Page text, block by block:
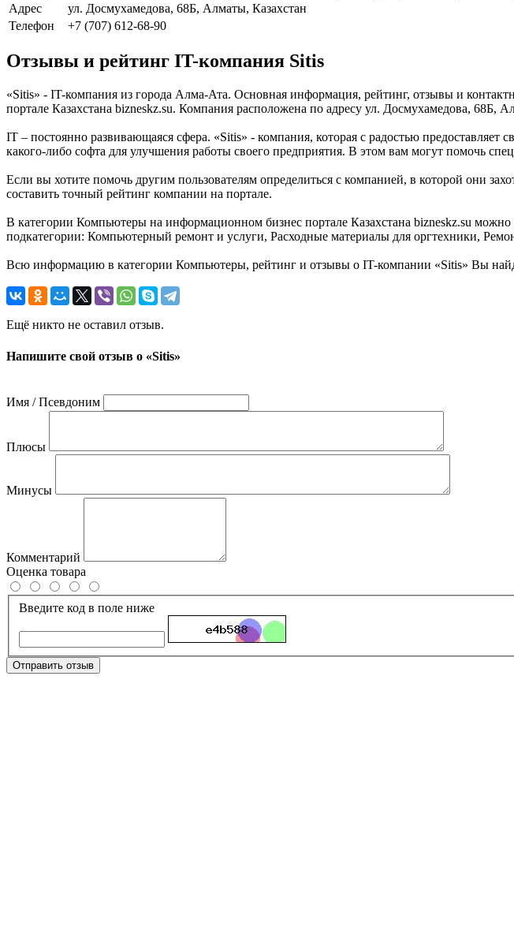
Адрес
ул. Досмухамедова, 68Б, Алматы, Казахстан
Телефон
+7 (707) 612-68-90
Отзывы и рейтинг IT-компания Sitis
«Sitis» - IT-компания из города Алма-Ата. Основная информация, рейтинг, отзывы и
портале Казахстана bizneskz.su. Компания расположена по адресу ул. Досмухамедова, 68Б,
IT – постоянно развивающаяся сфера. «Sitis» - компания, которая с радостью предоставляет
какого-либо софта для улучшения работы своего предприятия. В этом вам могут помочь
Если вы хотите помочь другим пользователям определиться с компанией, в которой они
составить точный рейтинг компании на портале.
В категории Компьютеры на информационном бизнес портале Казахстана bizneskz.su
подкатегории: Компьютерный ремонт и услуги, Расходные материалы для оргтехники,
Всю информацию в категории Компьютеры, рейтинг и отзывы о IT-компании «Sitis» Вы
Ещё никто не оставил отзыв.
Напишите свой отзыв о «Sitis»
Имя / Псевдоним
Плюсы
Минусы
Комментарий
Оценка товара
Введите код в поле ниже
Отправить отзыв